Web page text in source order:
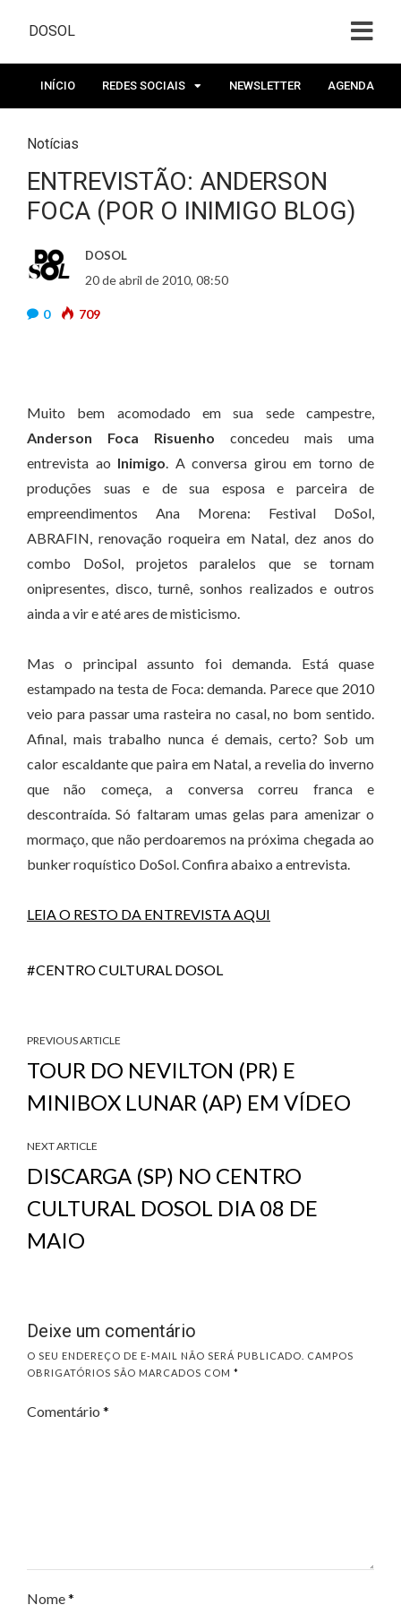
DOSOL
INÍCIO REDES SOCIAIS NEWSLETTER AGENDA
Notícias
ENTREVISTÃO: ANDERSON
FOCA (POR O INIMIGO BLOG)
DOSOL
20 de abril de 2010, 08:50
0 709
Muito bem acomodado em sua sede campestre,
Anderson Foca Risuenho concedeu mais uma
entrevista ao Inimigo. A conversa girou em torno de
produções suas e de sua esposa e parceira de
empreendimentos Ana Morena: Festival DoSol,
ABRAFIN, renovação roqueira em Natal, dez anos do
combo DoSol, projetos paralelos que se tornam
onipresentes, disco, turnê, sonhos realizados e outros
ainda a vir e até ares de misticismo.
Mas o principal assunto foi demanda. Está quase
estampado na testa de Foca: demanda. Parece que 2010
veio para passar uma rasteira no casal, no bom sentido.
Afinal, mais trabalho nunca é demais, certo? Sob um
calor escaldante que paira em Natal, a revelia do inverno
que não começa, a conversa correu franca e
descontraída. Só faltaram umas gelas para amenizar o
mormaço, que não perdoaremos na próxima chegada ao
bunker roquístico DoSol. Confira abaixo a entrevista.
LEIA O RESTO DA ENTREVISTA AQUI
CENTRO CULTURAL DOSOL
PREVIOUS ARTICLE
TOUR DO NEVILTON (PR) E
MINIBOX LUNAR (AP) EM VÍDEO
NEXT ARTICLE
DISCARGA (SP) NO CENTRO
CULTURAL DOSOL DIA 08 DE
MAIO
Deixe um comentário
O SEU ENDEREÇO DE E-MAIL NÃO SERÁ PUBLICADO.
CAMPOS
OBRIGATÓRIOS SÃO MARCADOS COM *
Comentário *
Nome*